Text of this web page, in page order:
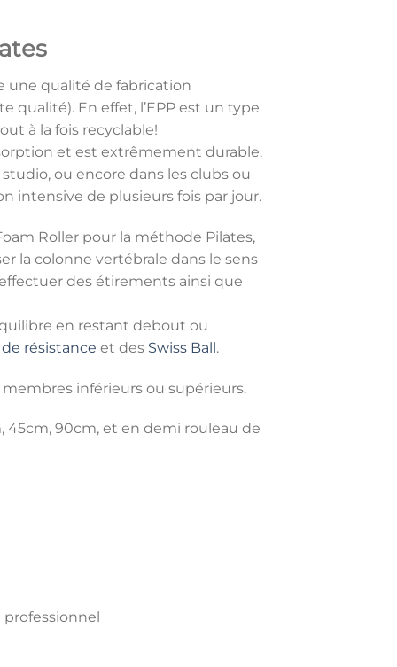
une qualité de fabrication
qualité). En effet, l’EPP est un type
à la fois recyclable!
et est extrêmement durable.
ou encore dans les clubs ou
intensive de plusieurs fois par jour.
Roller pour la méthode Pilates,
la colonne vertébrale dans le sens
des étirements ainsi que
en restant debout ou
résistance et des Swiss Ball.
membres inférieurs ou supérieurs.
45cm, 90cm, et en demi rouleau de